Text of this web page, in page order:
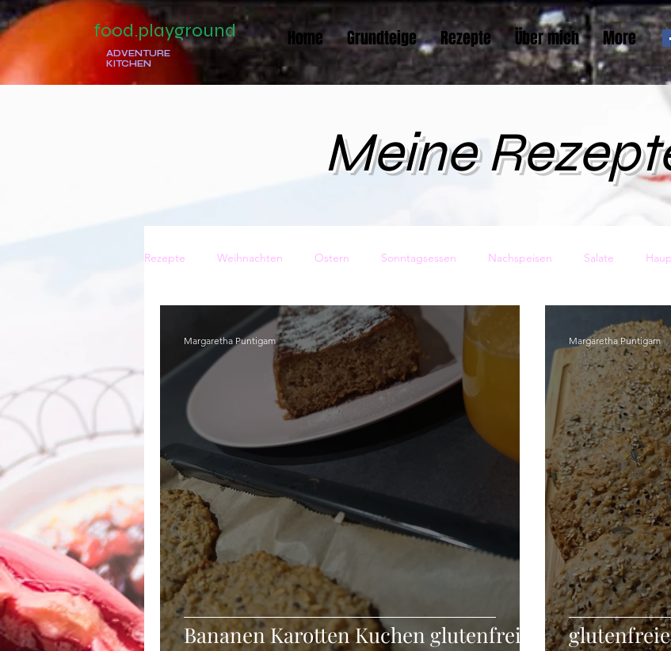
food.playground
ADVENTURE
KITCHEN
Home Grundteige Rezepte Über mich More
Meine
Rezepte Weihnachten Ostern Sonntagsessen Nachspeisen Salate
Italienisch Gesundheit Vorspeisen Pasta Eis
Winter Getränke Grillen Fleischgerichte Fingerfood
Frühstück Vorspeisen Glutenfrei
Bananen Karotten Kuchen glutenfrei
Margaretha Puntigam Margaretha Puntigam